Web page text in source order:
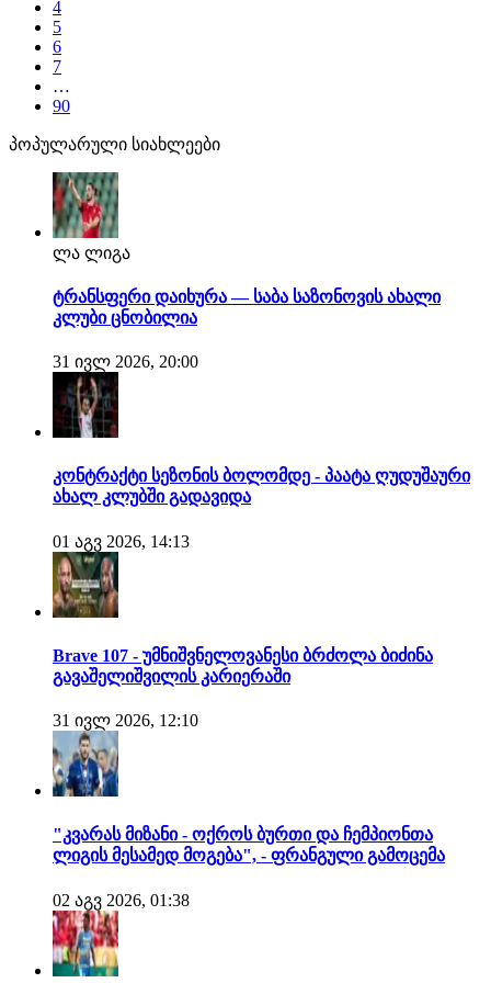
4
5
6
7
…
90
პოპულარული სიახლეები
ლა ლიგა
ტრანსფერი დაიხურა — საბა საზონოვის ახალი
კლუბი ცნობილია
31 ივლ 2026, 20:00
კონტრაქტი სეზონის ბოლომდე - პაატა ღუდუშაური
ახალ კლუბში გადავიდა
01 აგვ 2026, 14:13
Brave 107 - უმნიშვნელოვანესი ბრძოლა ბიძინა
გავაშელიშვილის კარიერაში
31 ივლ 2026, 12:10
"კვარას მიზანი - ოქროს ბურთი და ჩემპიონთა
ლიგის მესამედ მოგება", - ფრანგული გამოცემა
02 აგვ 2026, 01:38